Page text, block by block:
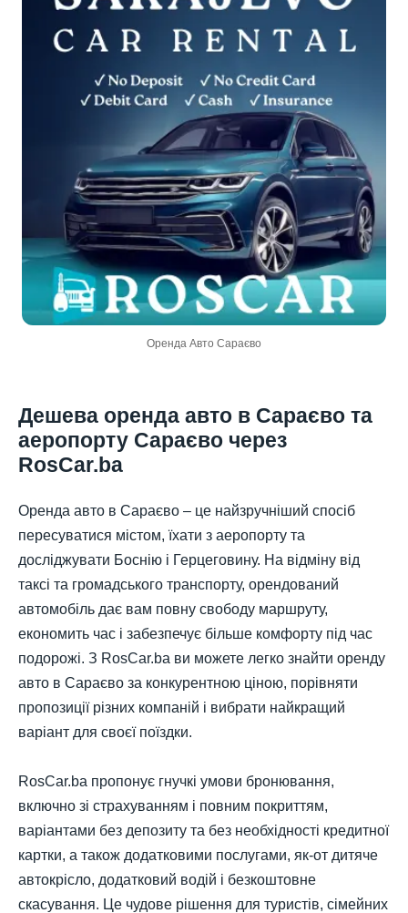
Оренда Авто Сараєво
Дешева оренда авто в Сараєво та
аеропорту Сараєво через
RosCar.ba
Оренда авто в Сараєво – це найзручніший спосіб
пересуватися містом, їхати з аеропорту та
досліджувати Боснію і Герцеговину. На відміну від
таксі та громадського транспорту, орендований
автомобіль дає вам повну свободу маршруту,
економить час і забезпечує більше комфорту під час
подорожі. З RosCar.ba ви можете легко знайти оренду
авто в Сараєво за конкурентною ціною, порівняти
пропозиції різних компаній і вибрати найкращий
варіант для своєї поїздки.
RosCar.ba пропонує гнучкі умови бронювання,
включно зі страхуванням і повним покриттям,
варіантами без депозиту та без необхідності кредитної
картки, а також додатковими послугами, як-от дитяче
автокрісло, додатковий водій і безкоштовне
скасування. Це чудове рішення для туристів, сімейних